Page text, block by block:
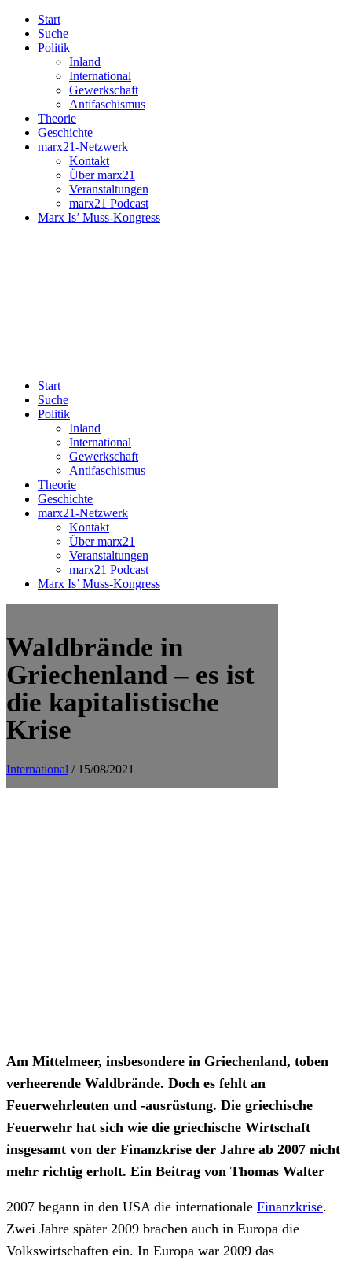
Start
Suche
Politik
Inland
International
Gewerkschaft
Antifaschismus
Theorie
Geschichte
marx21-Netzwerk
Kontakt
Über marx21
Veranstaltungen
marx21 Podcast
Marx Is’ Muss-Kongress
Start
Suche
Politik
Inland
International
Gewerkschaft
Antifaschismus
Theorie
Geschichte
marx21-Netzwerk
Kontakt
Über marx21
Veranstaltungen
marx21 Podcast
Marx Is’ Muss-Kongress
Waldbrände in
Griechenland – es ist
die kapitalistische
Krise
International / 15/08/2021
Am Mittelmeer, insbesondere in Griechenland, toben
verheerende Waldbrände. Doch es fehlt an
Feuerwehrleuten und -ausrüstung. Die griechische
Feuerwehr hat sich wie die griechische Wirtschaft
insgesamt von der Finanzkrise der Jahre ab 2007 nicht
mehr richtig erholt. Ein Beitrag von Thomas Walter
2007 begann in den USA die internationale Finanzkrise.
Zwei Jahre später 2009 brachen auch in Europa die
Volkswirtschaften ein. In Europa war 2009 das